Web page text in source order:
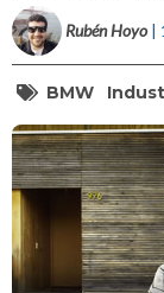
Rubén Hoyo |
BMW